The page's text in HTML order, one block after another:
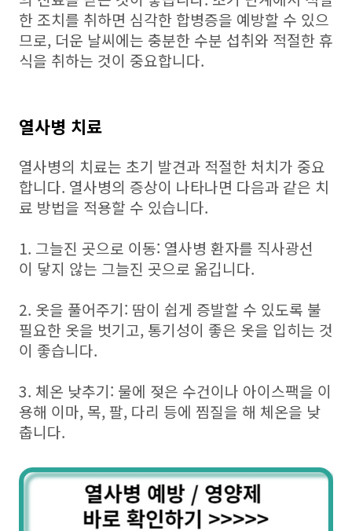
한 조치를 취하면 심각한 합병증을 예방할 수 있으
므로, 더운 날씨에는 충분한 수분 섭취와 적절한 휴
식을 취하는 것이 중요합니다.
열사병 치료
열사병의 치료는 초기 발견과 적절한 처치가 중요
합니다. 열사병의 증상이 나타나면 다음과 같은 치
료 방법을 적용할 수 있습니다.
1. 그늘진 곳으로 이동: 열사병 환자를 직사광선
이 닿지 않는 그늘진 곳으로 옮깁니다.
2. 옷을 풀어주기: 땀이 쉽게 증발할 수 있도록 불
필요한 옷을 벗기고, 통기성이 좋은 옷을 입히는 것
이 좋습니다.
3. 체온 낮추기: 물에 젖은 수건이나 아이스팩을 이
용해 이마, 목, 팔, 다리 등에 찜질을 해 체온을 낮
춥니다.